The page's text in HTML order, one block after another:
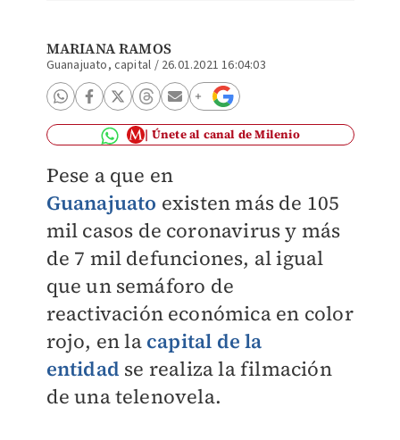
MARIANA RAMOS
Guanajuato, capital / 26.01.2021 16:04:03
Únete al canal de Milenio
Pese a que en
Guanajuato existen más de 105
mil casos de coronavirus y más
de 7 mil defunciones, al igual
que un semáforo de
reactivación económica en color
rojo, en la capital de la
entidad se realiza la filmación
de una telenovela.